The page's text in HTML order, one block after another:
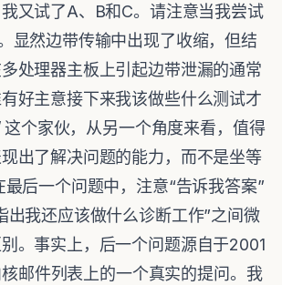
又试了A、B和C。请注意当我尝试
显然边带传输中出现了收缩，但结
处理器主板上引起边带泄漏的通常
好主意接下来我该做些什么测试才
个家伙，从另一个角度来看，值得
出了解决问题的能力，而不是坐等
后一个问题中，注意“告诉我答案”
出我还应该做什么诊断工作”之间微
。事实上，后一个问题源自于2001
邮件列表上的一个真实的提问。我